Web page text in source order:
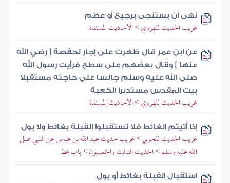
نهى أن يستنجى برجيع أو عظم
غريب الحديث للهروي > الأحاديث المسندة
عن ابن عمر قال ظهرت على إجار لحفصة [ رضي الله
عنها ] وقال بعضهم على سطح فرأيت رسول الله
صلى الله عليه وسلم جالسا على حاجته مستقبلا
بيت المقدس مستدبرا الكعبة
غريب الحديث للهروي > الأحاديث المسندة
إذا أتيتم الغائط فلا تستقبلوا القبلة بغائط ولا بول
غريب الحديث للحربي > غريب حديث عبد الله بن عباس عن النبي صلى
الله عليه وسلم > الحديث الثالث والخمسون > باب غط
استقبال القبلة بغائط أو بول